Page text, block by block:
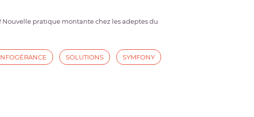
Nouvelle pratique montante chez les adeptes du
SOLUTIONS SYMFONY